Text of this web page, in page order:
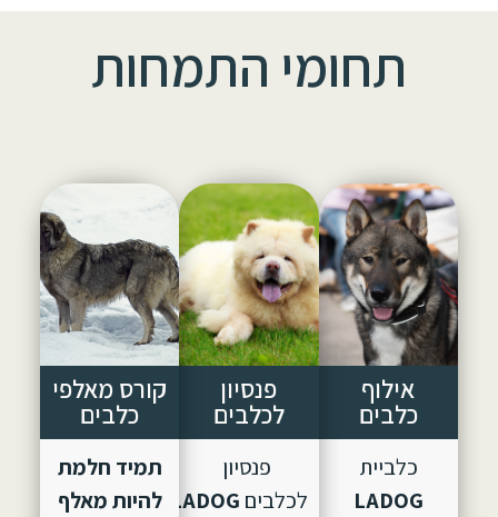
תחומי התמחות
אילוף
כלבים
כלביית
LADOG
פנסיון
לכלבים
פנסיון
לכלבים LADOG, הוקם
קורס מאלפי
כלבים
תמיד חלמת
להיות מאלף